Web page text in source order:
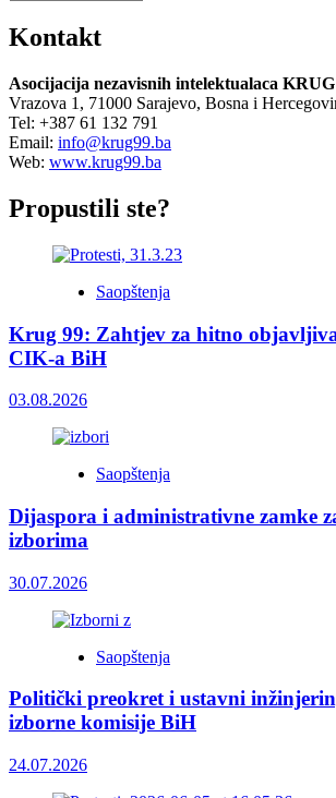
Kontakt
Asocijacija nezavisnih intelektualaca
Vrazova 1, 71000 Sarajevo, Bosna i
Tel: +387 61 132 791
Email: info@krug99.ba
Web: www.krug99.ba
Propustili ste?
Saopštenja
Krug 99: Zahtjev za hitno
CIK-a BiH
03.08.2026
Saopštenja
Dijaspora i administrativne zamke
izborima
30.07.2026
Saopštenja
Politički preokret i ustavni
izborne komisije BiH
24.07.2026